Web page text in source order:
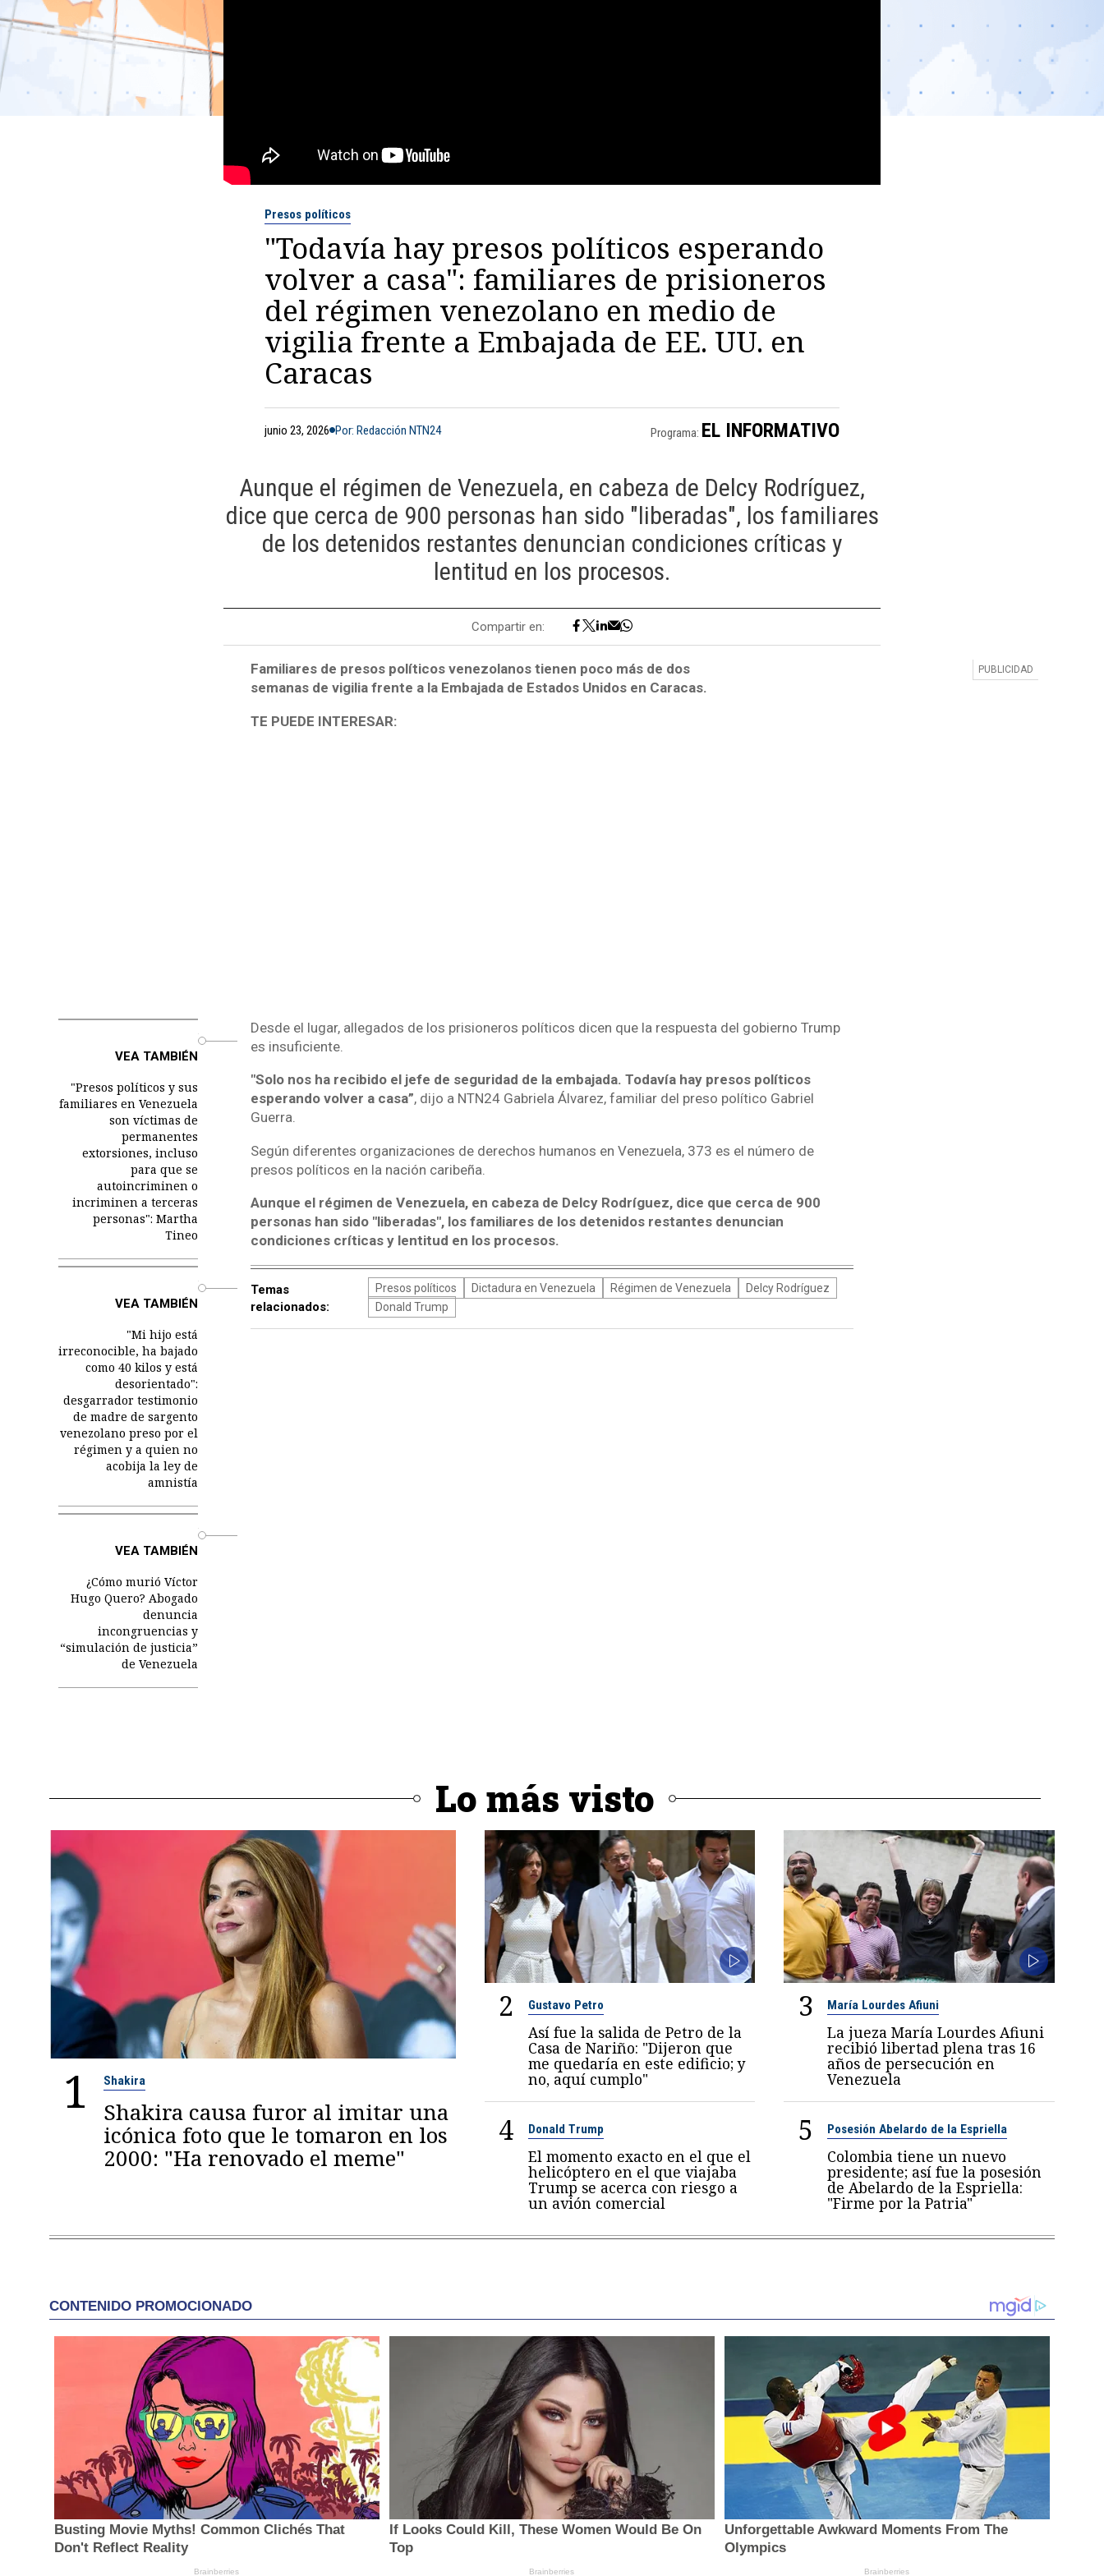
Presos políticos
"Todavía hay presos políticos esperando
volver a casa": familiares de prisioneros
del régimen venezolano en medio de
vigilia frente a Embajada de EE. UU. en
Caracas
junio 23, 2026 Por: Redacción NTN24 Programa: EL INFORMATIVO
Aunque el régimen de Venezuela, en cabeza de Delcy Rodríguez,
dice que cerca de 900 personas han sido "liberadas", los familiares
de los detenidos restantes denuncian condiciones críticas y
lentitud en los procesos.
Compartir en:
Familiares de presos políticos venezolanos tienen poco más de dos
semanas de vigilia frente a la Embajada de Estados Unidos en Caracas.
TE PUEDE INTERESAR:
VEA TAMBIÉN
"Presos políticos y sus
familiares en Venezuela
son víctimas de
permanentes
extorsiones, incluso
para que se
autoincriminen o
incriminen a terceras
personas": Martha
Tineo
Desde el lugar, allegados de los prisioneros políticos dicen que la respuesta del gobierno Trump
es insuficiente.
VEA TAMBIÉN
"Mi hijo está
irreconocible, ha bajado
como 40 kilos y está
desorientado":
desgarrador testimonio
de madre de sargento
venezolano preso por el
régimen y a quien no
acobija la ley de
amnistía
"Solo nos ha recibido el jefe de seguridad de la embajada. Todavía hay presos políticos
esperando volver a casa”, dijo a NTN24 Gabriela Álvarez, familiar del preso político Gabriel
Guerra.
VEA TAMBIÉN
¿Cómo murió Víctor
Hugo Quero? Abogado
denuncia
incongruencias y
“simulación de justicia”
de Venezuela
Según diferentes organizaciones de derechos humanos en Venezuela, 373 es el número de
presos políticos en la nación caribeña.
Aunque el régimen de Venezuela, en cabeza de Delcy Rodríguez, dice que cerca de 900
personas han sido "liberadas", los familiares de los detenidos restantes denuncian
condiciones críticas y lentitud en los procesos.
Temas
relacionados:
Presos políticos Dictadura en Venezuela Régimen de Venezuela
Delcy Rodríguez
Donald Trump
Lo más visto
1 Shakira
Shakira causa furor al imitar una
icónica foto que le tomaron en los
2000: "Ha renovado el meme"
2 Gustavo Petro
Así fue la salida de Petro de la
Casa de Nariño: "Dijeron que
me quedaría en este edificio; y
no, aquí cumplo"
3 María Lourdes Afiuni
La jueza María Lourdes Afiuni
recibió libertad plena tras 16
años de persecución en
Venezuela
4 Donald Trump
El momento exacto en el que el
helicóptero en el que viajaba
Trump se acerca con riesgo a
un avión comercial
5 Posesión Abelardo de la Espriella
Colombia tiene un nuevo
presidente; así fue la posesión
de Abelardo de la Espriella:
"Firme por la Patria"